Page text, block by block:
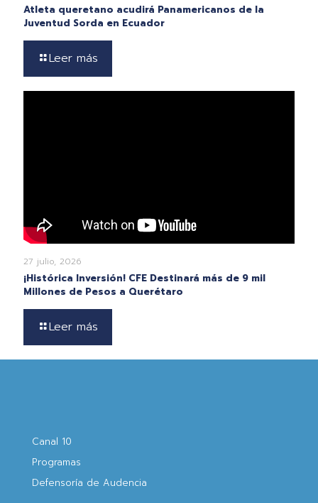
Atleta queretano acudirá Panamericanos de la
Juventud Sorda en Ecuador
Leer más
27 julio, 2026
¡Histórica Inversión! CFE Destinará más de 9 mil
Millones de Pesos a Querétaro
Leer más
Canal 10
Programas
Defensoría de Audencia